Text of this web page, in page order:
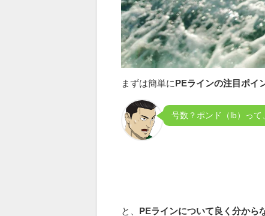
まずは簡単に PEラインの注目ポイ
号数？ポンド（lb）っ
と、 PEラインについて良く分から